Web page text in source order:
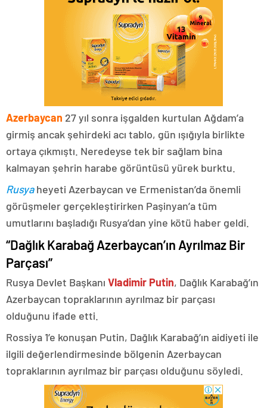
Azerbaycan 27 yıl sonra işgalden kurtulan Ağdam’a
girmiş ancak şehirdeki acı tablo, gün ışığıyla birlikte
ortaya çıkmıştı. Neredeyse tek bir sağlam bina
kalmayan şehrin harabe görüntüsü yürek burktu.
Rusyaheyeti Azerbaycan ve Ermenistan’da önemli
görüşmeler gerçekleştirirken Paşinyan’a tüm
umutlarını başladığı Rusya’dan yine kötü haber geldi.
“Dağlık Karabağ Azerbaycan’ın Ayrılmaz Bir
Parçası”
Rusya Devlet Başkanı Vladimir Putin, Dağlık Karabağ’ın
Azerbaycan topraklarının ayrılmaz bir parçası
olduğunu ifade etti.
Rossiya 1’e konuşan Putin, Dağlık Karabağ’ın aidiyeti ile
ilgili değerlendirmesinde bölgenin Azerbaycan
topraklarının ayrılmaz bir parçası olduğunu söyledi.